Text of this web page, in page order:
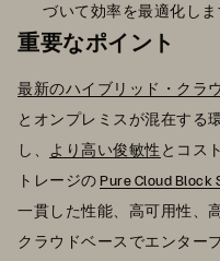
づいて効率を最適化しま
重要なポイント
最新のハイブリッド・クラ
とオンプレミスが混在する
し、 より高い俊敏性 とコス
トレージのPure Cloud Block
一貫した性能、高可用性、
クラウドベースでエンター